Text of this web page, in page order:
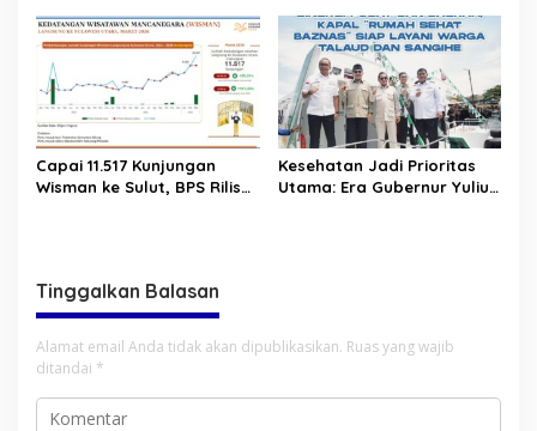
hingga Aksi Ilegal Mining
Capai 11.517 Kunjungan
Wisman ke Sulut, BPS Rilis
Kesehatan Jadi Prioritas
Utama: Era Gubernur Yulius
Tinggalkan Balasan
Alamat email Anda tidak akan dipublikasikan. Ruas yang wajib
ditandai *